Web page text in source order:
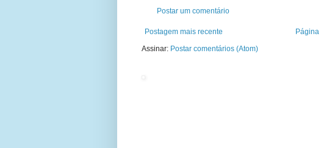
Postar um comentário
Postagem mais recente
Página
Assinar: Postar comentários (Atom)